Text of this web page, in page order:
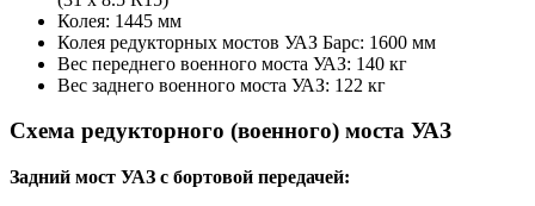
Колея: 1445 мм
Колея редукторных мостов УАЗ Барс: 1600 мм
Вес переднего военного моста УАЗ: 140 кг
Вес заднего военного моста УАЗ: 122 кг
Схема редукторного (военного) моста УАЗ
Задний мост УАЗ с бортовой передачей: